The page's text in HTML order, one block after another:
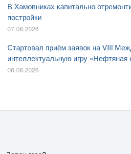
В Хамовниках капитально
постройки
07.08.2026
Стартовал приём заявок на VIII
интеллектуальную игру «Нефтяная
06.08.2026